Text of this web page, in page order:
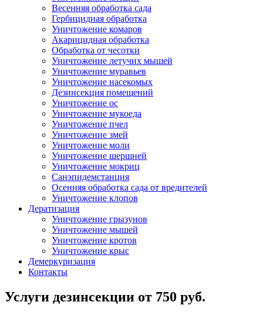
Весенняя обработка сада
Гербицидная обработка
Уничтожение комаров
Акарицидная обработка
Обработка от чесотки
Уничтожение летучих мышей
Уничтожение муравьев
Уничтожение насекомых
Дезинсекция помещений
Уничтожение ос
Уничтожение мукоеда
Уничтожение пчел
Уничтожение змей
Уничтожение моли
Уничтожение шершней
Уничтожение мокриц
Санэпидемстанция
Осенняя обработка сада от вредителей
Уничтожение клопов
Дератизация
Уничтожение грызунов
Уничтожение мышей
Уничтожение кротов
Уничтожение крыс
Демеркуризация
Контакты
Услуги дезинсекции от 750 руб.